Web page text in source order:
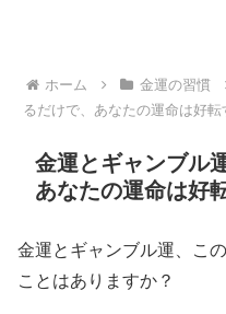
ホーム 金運の習慣
るだけで、あなたの運命は好転
金運とギャンブル
あなたの運命は好
金運とギャンブル運、こ
ことはありますか？